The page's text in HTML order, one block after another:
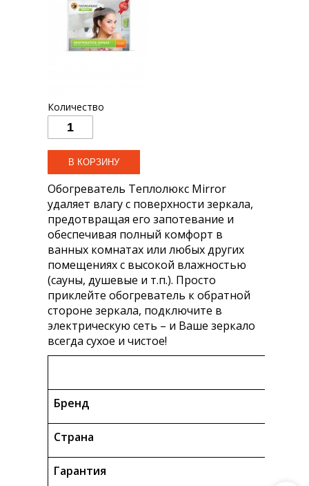
Количество
Обогреватель Теплолюкс Mirror
удаляет влагу с поверхности зеркала,
предотвращая его запотевание и
обеспечивая полный комфорт в
ванных комнатах или любых других
помещениях с высокой влажностью
(сауны, душевые и т.п.). Просто
приклейте обогреватель к обратной
стороне зеркала, подключите в
электрическую сеть – и Ваше зеркало
всегда сухое и чистое!
Бренд
Страна
Гарантия